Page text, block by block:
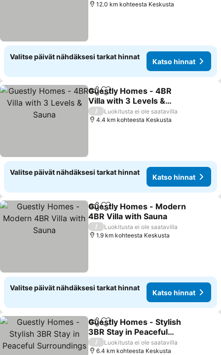
12.0 km kohteesta Keskusta
Valitse päivät nähdäksesi tarkat hinnat
Katso hinnat
Jaa Lisää suosikkeihin
Guestly Homes - 4BR
Villa with 3 Levels &
Sauna
/
Luokitusta ei ole saatavilla
4.4 km kohteesta Keskusta
Valitse päivät nähdäksesi tarkat hinnat
Katso hinnat
Jaa Lisää suosikkeihin
Guestly Homes - Modern
4BR Villa with Sauna
/
Luokitusta ei ole saatavilla
1.9 km kohteesta Keskusta
Valitse päivät nähdäksesi tarkat hinnat
Katso hinnat
Jaa Lisää suosikkeihin
Guestly Homes - Stylish
3BR Stay in Peaceful
Surroundings
/
Luokitusta ei ole saatavilla
6.4 km kohteesta Keskusta